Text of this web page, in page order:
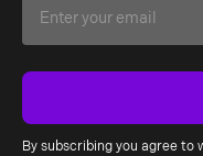
By subscribing you agree to